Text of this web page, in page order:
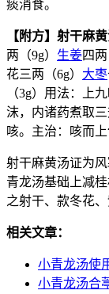
痰消食。
【附方】射干麻
两（9g） 生姜四
花三两（6g） 大枣
（3g）用法：上
沫，内诸药煮取
咳。主治：咳而
射干麻黄汤证为
青龙汤基础上减
之射干、款冬花、
相关文章：
小青龙汤使
小青龙汤合